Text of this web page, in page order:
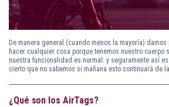
De manera general (cuando menos la mayoría)
hacer cualquier cosa porque tenemos nuestro cuerpo
nuestra funcionalidad es normal: y seguramente así
cierto que no sabemos si mañana esto continuará de
¿Qué son los AirTags?